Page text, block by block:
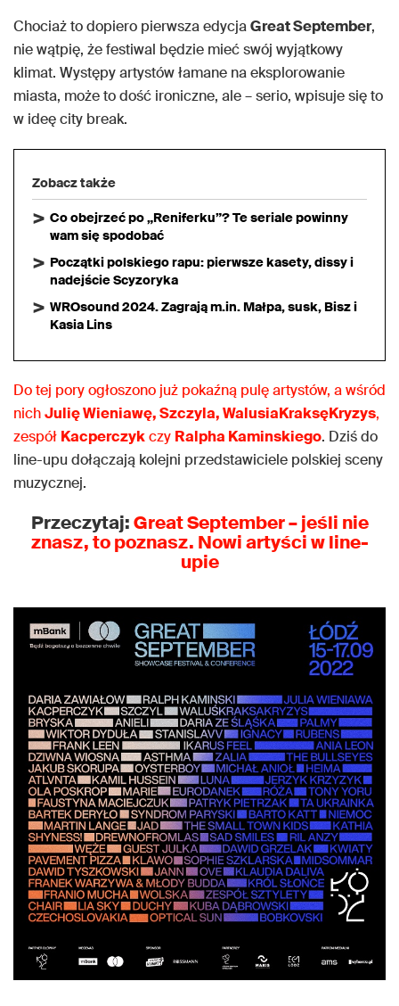
Chociaż to dopiero pierwsza edycjaGreat September,
nie wątpię, że festiwal będzie mieć swój wyjątkowy
klimat. Występy artystów łamane na eksplorowanie
miasta, może to dość ironiczne, ale – serio, wpisuje się to
w ideę city break.
Zobacz także
Co obejrzeć po „Reniferku”? Te seriale powinny
wam się spodobać
Początki polskiego rapu: pierwsze kasety, dissy i
nadejście Scyzoryka
WROsound 2024. Zagrają m.in. Małpa, susk, Bisz i
Kasia Lins
Do tej pory ogłoszono już pokaźną pulę artystów, a wśród
nichJulię Wieniawę, Szczyla, WalusiaKraksęKryzys,
zespół Kacperczykczy Ralpha Kaminskiego. Dziś do
line-upu dołączają kolejni przedstawiciele polskiej sceny
muzycznej.
Przeczytaj:Great September – jeśli nie
znasz, to poznasz. Nowi artyści w line-
upie